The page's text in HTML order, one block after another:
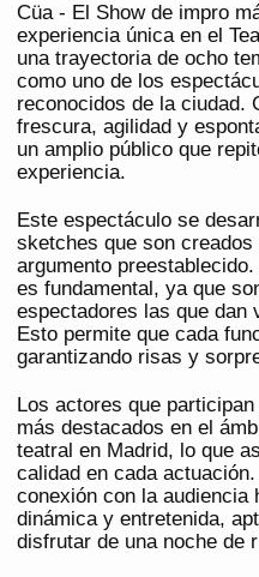
Cüa - El Show de impro
experiencia única en el
una trayectoria de ocho
como uno de los
reconocidos de la ciudad.
frescura, agilidad y
un amplio público que
experiencia.
Este espectáculo se
sketches que son
argumento
es fundamental, ya que
espectadores las que dan
Esto permite que cada
garantizando risas y
Los actores que
más destacados en el
teatral en Madrid, lo que
calidad en cada
conexión con la audiencia
dinámica y entretenida,
disfrutar de una noche de